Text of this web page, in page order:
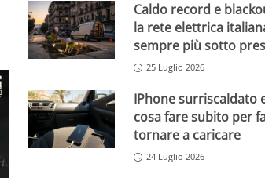
Caldo record e
la rete elettrica
sempre più sotto
25 Luglio 2026
IPhone surriscaldato
cosa fare subito per
tornare a caricare
24 Luglio 2026